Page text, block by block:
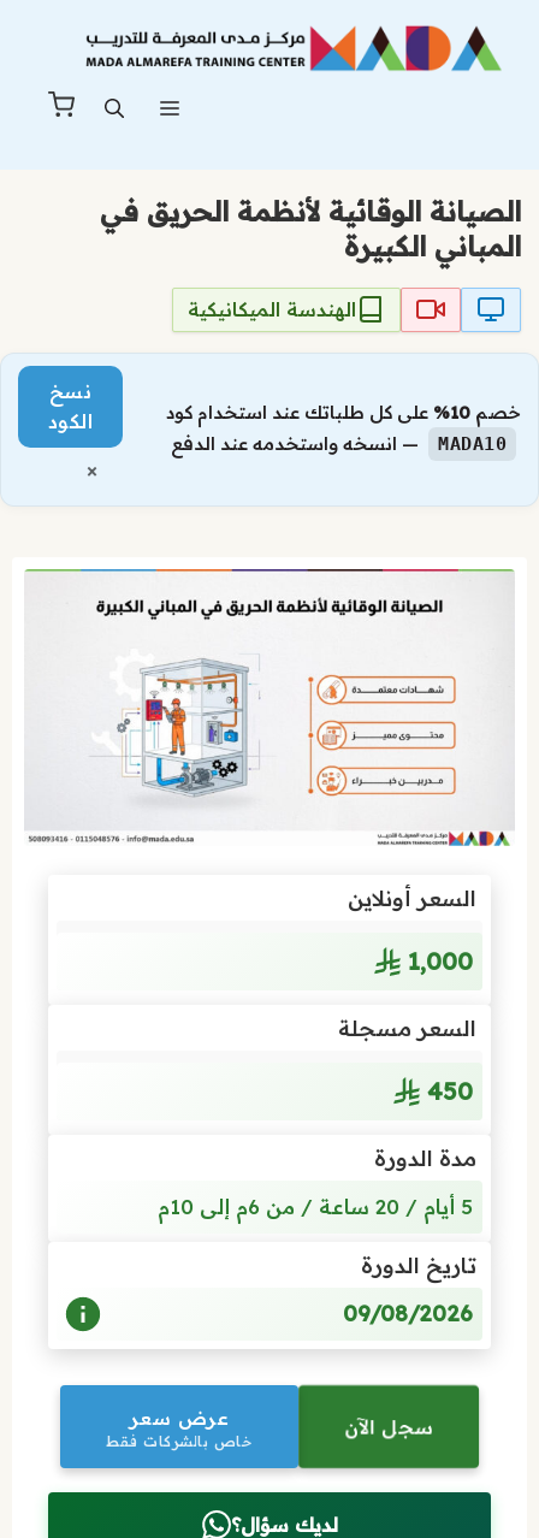
المحتوى
الصيانة الوقائية لأنظمة الحريق في
المباني الكبيرة
الهندسة الميكانيكية
خصم 10% على كل طلباتك عند استخدام كود
MADA10 — انسخه واستخدمه عند الدفع
نسخ
الكود
×
السعر أونلاين
1٬000
السعر مسجلة
450
مدة الدورة
5 أيام / 20 ساعة / من 6م إلى 10م
تاريخ الدورة
09/08/2026
سجل الآن عرض سعر
خاص بالشركات فقط
لديك سؤال؟